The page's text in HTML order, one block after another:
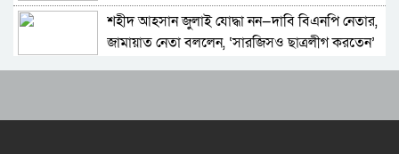
বিবিসি বাংলার প্রতিবেদন; মেসির সাথে প্রতারণা,
কৌশলগত ভুলেই শিরোপা হারাল আর্জেন্টিনা
শহীদ আহসান জুলাই যোদ্ধা নন—দাবি বিএনপি নেতার,
জামায়াত নেতা বললেন, ‘সারজিসও ছাত্রলীগ করতেন’
যথাযোগ্য মর্যাদায় সিলেটে জুলাই গণঅভ্যুত্থান দিবস